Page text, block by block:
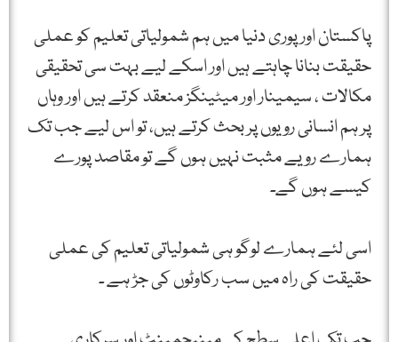
پاکستان اور پوری دنیا میں ہم شمولیاتی تعلیم کو عملی
حقیقت بنانا چاہتے ہیں اور اسکے لیے بہت سی تحقیقی
مکالات ، سیمینار اور میٹینگز منعقد کرتے ہیں اور وہاں
پر ہم انسانی رویوں پر بحث کرتے ہیں، تو اس لیے جب تک
ہمارے رویے مثبت نہیں ہوں گے تو مقاصد پورے
کیسے ہوں گے۔
اسی لئے ہمارے لوگو ہی شمولیاتی تعلیم کی عملی
حقیقت کی راہ میں سب رکاوٹوں کی جڑ ہے ۔